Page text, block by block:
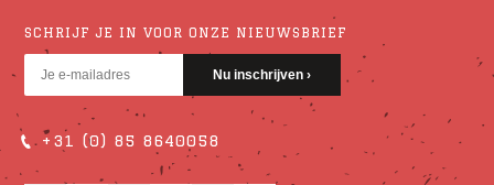
SCHRIJF JE IN VOOR ONZE NIEUWSBRIEF
+31 (0) 85 8640058